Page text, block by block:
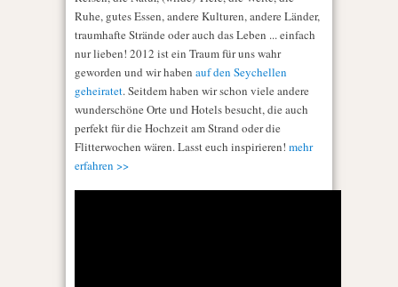
Ruhe, gutes Essen, andere Kulturen, andere Länder,
traumhafte Strände oder auch das Leben ... einfach
nur lieben! 2012 ist ein Traum für uns wahr
geworden und wir haben auf den Seychellen
geheiratet. Seitdem haben wir schon viele andere
wunderschöne Orte und Hotels besucht, die auch
perfekt für die Hochzeit am Strand oder die
Flitterwochen wären. Lasst euch inspirieren! mehr
erfahren >>